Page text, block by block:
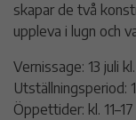
skapar de två
uppleva i lugn och
Vernissage: 13 juli kl.
Utställningsperiod:
Öppettider: kl. 11–17